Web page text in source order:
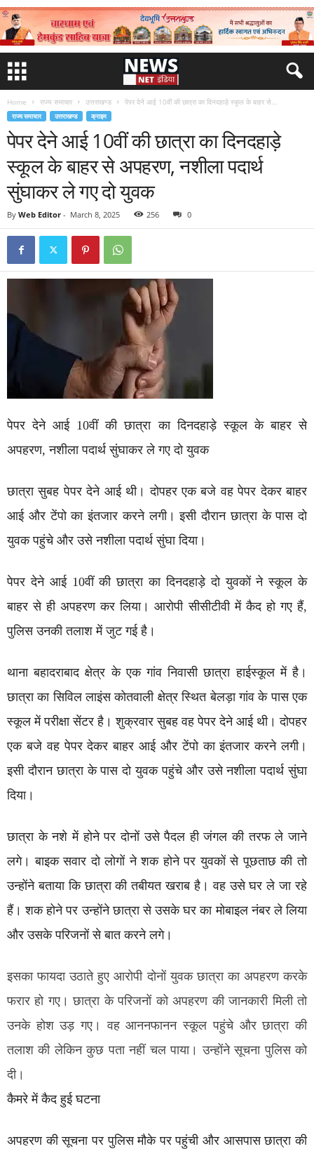
Home राज्य समाचार उत्तराखण्ड पेपर देने आई 10वीं की छात्रा का दिनदहाड़े स्कूल के बाहर से...
राज्य समाचार उत्तराखण्ड क्राइम
पेपर देने आई 10वीं की छात्रा का दिनदहाड़े
स्कूल के बाहर से अपहरण, नशीला पदार्थ
सुंघाकर ले गए दो युवक
By Web Editor - March 8, 2025 256 0
पेपर देने आई 10वीं की छात्रा का दिनदहाड़े स्कूल के बाहर से
अपहरण, नशीला पदार्थ सुंघाकर ले गए दो युवक
छात्रा सुबह पेपर देने आई थी। दोपहर एक बजे वह पेपर देकर बाहर
आई और टेंपो का इंतजार करने लगी। इसी दौरान छात्रा के पास दो
युवक पहुंचे और उसे नशीला पदार्थ सुंघा दिया।
पेपर देने आई 10वीं की छात्रा का दिनदहाड़े दो युवकों ने स्कूल के
बाहर से ही अपहरण कर लिया। आरोपी सीसीटीवी में कैद हो गए हैं,
पुलिस उनकी तलाश में जुट गई है।
थाना बहादराबाद क्षेत्र के एक गांव निवासी छात्रा हाईस्कूल में है।
छात्रा का सिविल लाइंस कोतवाली क्षेत्र स्थित बेलड़ा गांव के पास एक
स्कूल में परीक्षा सेंटर है। शुक्रवार सुबह वह पेपर देने आई थी। दोपहर
एक बजे वह पेपर देकर बाहर आई और टेंपो का इंतजार करने लगी।
इसी दौरान छात्रा के पास दो युवक पहुंचे और उसे नशीला पदार्थ सुंघा
दिया।
छात्रा के नशे में होने पर दोनों उसे पैदल ही जंगल की तरफ ले जाने
लगे। बाइक सवार दो लोगों ने शक होने पर युवकों से पूछताछ की तो
उन्होंने बताया कि छात्रा की तबीयत खराब है। वह उसे घर ले जा रहे
हैं। शक होने पर उन्होंने छात्रा से उसके घर का मोबाइल नंबर ले लिया
और उसके परिजनों से बात करने लगे।
इसका फायदा उठाते हुए आरोपी दोनों युवक छात्रा का अपहरण करके
फरार हो गए। छात्रा के परिजनों को अपहरण की जानकारी मिली तो
उनके होश उड़ गए। वह आननफानन स्कूल पहुंचे और छात्रा की
तलाश की लेकिन कुछ पता नहीं चल पाया। उन्होंने सूचना पुलिस को
दी।
कैमरे में कैद हुई घटना
अपहरण की सूचना पर पुलिस मौके पर पहुंची और आसपास छात्रा की